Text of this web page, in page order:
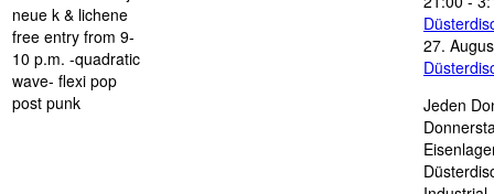
neue k & lichene
free entry from 9-
10 p.m. -quadratic
wave- flexi pop
post punk
27.
Jeden